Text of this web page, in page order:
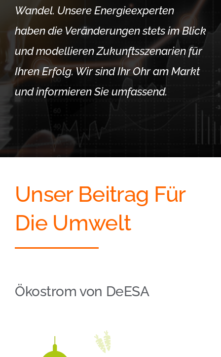
Wandel. Unsere Energieexperten
haben die Veränderungen stets im Blick
und modellieren Zukunftsszenarien für
Ihren Erfolg. Wir sind Ihr Ohr am Markt
und informieren Sie umfassend.
Unser Beitrag Für
Die Umwelt
Ökostrom von DeESA